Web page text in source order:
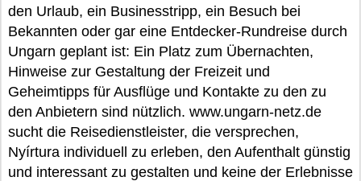
den Urlaub, ein Businesstripp, ein Besuch bei
Bekannten oder gar eine Entdecker-Rundreise durch
Ungarn geplant ist: Ein Platz zum Übernachten,
Hinweise zur Gestaltung der Freizeit und
Geheimtipps für Ausflüge und Kontakte zu den zu
den Anbietern sind nützlich. www.ungarn-netz.de
sucht die Reisedienstleister, die versprechen,
Nyírtura individuell zu erleben, den Aufenthalt günstig
und interessant zu gestalten und keine der Erlebnisse